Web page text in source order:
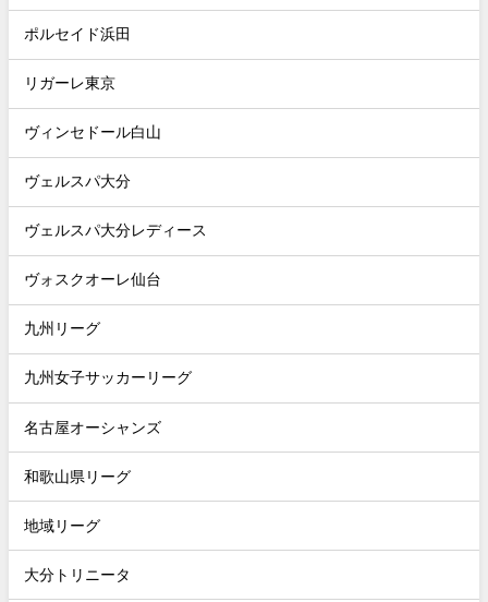
ポルセイド浜田
リガーレ東京
ヴィンセドール白山
ヴェルスパ大分
ヴェルスパ大分レディース
ヴォスクオーレ仙台
九州リーグ
九州女子サッカーリーグ
名古屋オーシャンズ
和歌山県リーグ
地域リーグ
大分トリニータ